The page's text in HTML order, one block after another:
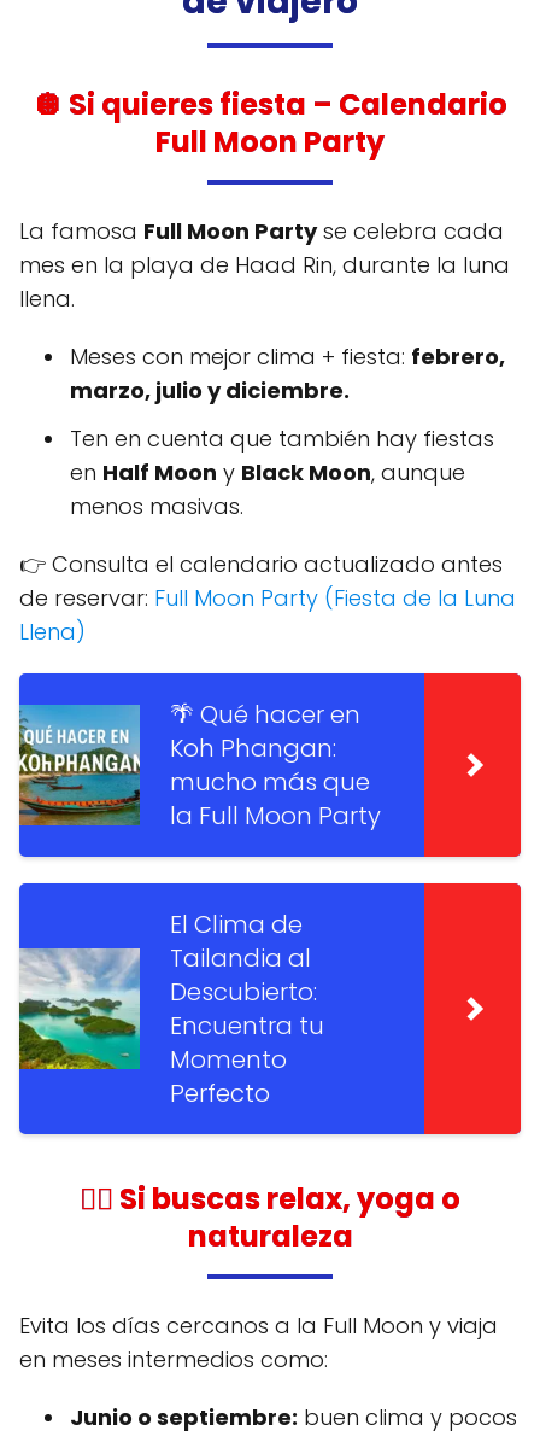
🪩 Si quieres fiesta – Calendario
Full Moon Party
La famosa Full Moon Partyse celebra cada
mes en la playa de Haad Rin, durante la luna
llena.
Meses con mejor clima + fiesta: febrero,
marzo, julio y diciembre.
Ten en cuenta que también hay fiestas
en Half Moon y Black Moon, aunque
menos masivas.
👉 Consulta el calendario actualizado antes
de reservar: Full Moon Party (Fiesta de la Luna
Llena)
🌴 Qué hacer en
Koh Phangan:
mucho más que
la Full Moon Party
El Clima de
Tailandia al
Descubierto:
Encuentra tu
Momento
Perfecto
🧘‍♀️ Si buscas relax, yoga o
naturaleza
Evita los días cercanos a la Full Moon y viaja
en meses intermedios como:
Junio o septiembre: buen clima y pocos